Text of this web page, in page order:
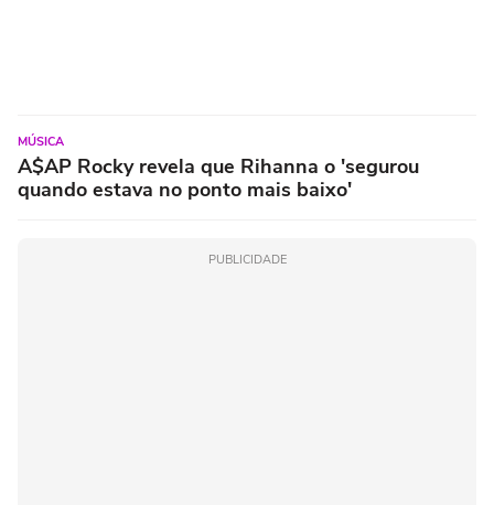
MÚSICA
A$AP Rocky revela que Rihanna o 'segurou
quando estava no ponto mais baixo'
PUBLICIDADE